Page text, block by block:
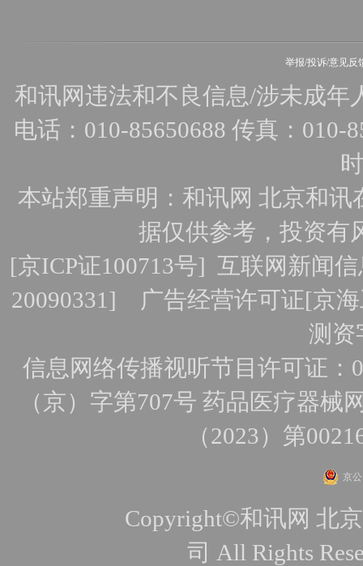
举报/投诉/意见反
和讯网违法和不良信息/涉未成年
电话：010-85650688 传真：010-
本站郑重声明：和讯网 北京和
据仅供参考，投资有
[京ICP证100713号]互联网新闻
20090331] 广告经营许可证[京
测资
信息网络传播视听节目许可证：
（京）字第707号 药品医疗器械
（2023）第
京
Copyright©和讯网 北
司 All Rights